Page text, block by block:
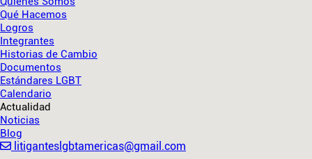
Qué Hacemos
Logros
Integrantes
Historias de Cambio
Documentos
Estándares LGBT
Calendario
Actualidad
Noticias
Blog
litiganteslgbtamericas@gmail.com